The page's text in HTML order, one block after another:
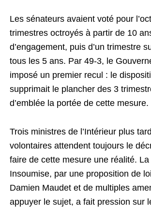
Les sénateurs avaient voté pour
trimestres octroyés à partir de 10
d’engagement, puis d’un trimestre
tous les 5 ans. Par 49-3, le
imposé un premier recul : le
supprimait le plancher des 3
d’emblée la portée de cette mesure.
Trois ministres de l’Intérieur plus
volontaires attendent toujours le
faire de cette mesure une réalité.
Insoumise, par une proposition de
Damien Maudet et de multiples
appuyer le sujet, a fait pression sur